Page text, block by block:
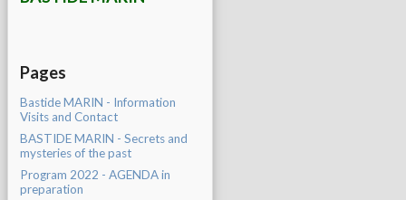
Pages
Bastide MARIN - Information
Visits and Contact
BASTIDE MARIN - Secrets and
mysteries of the past
Program 2022 - AGENDA in
preparation